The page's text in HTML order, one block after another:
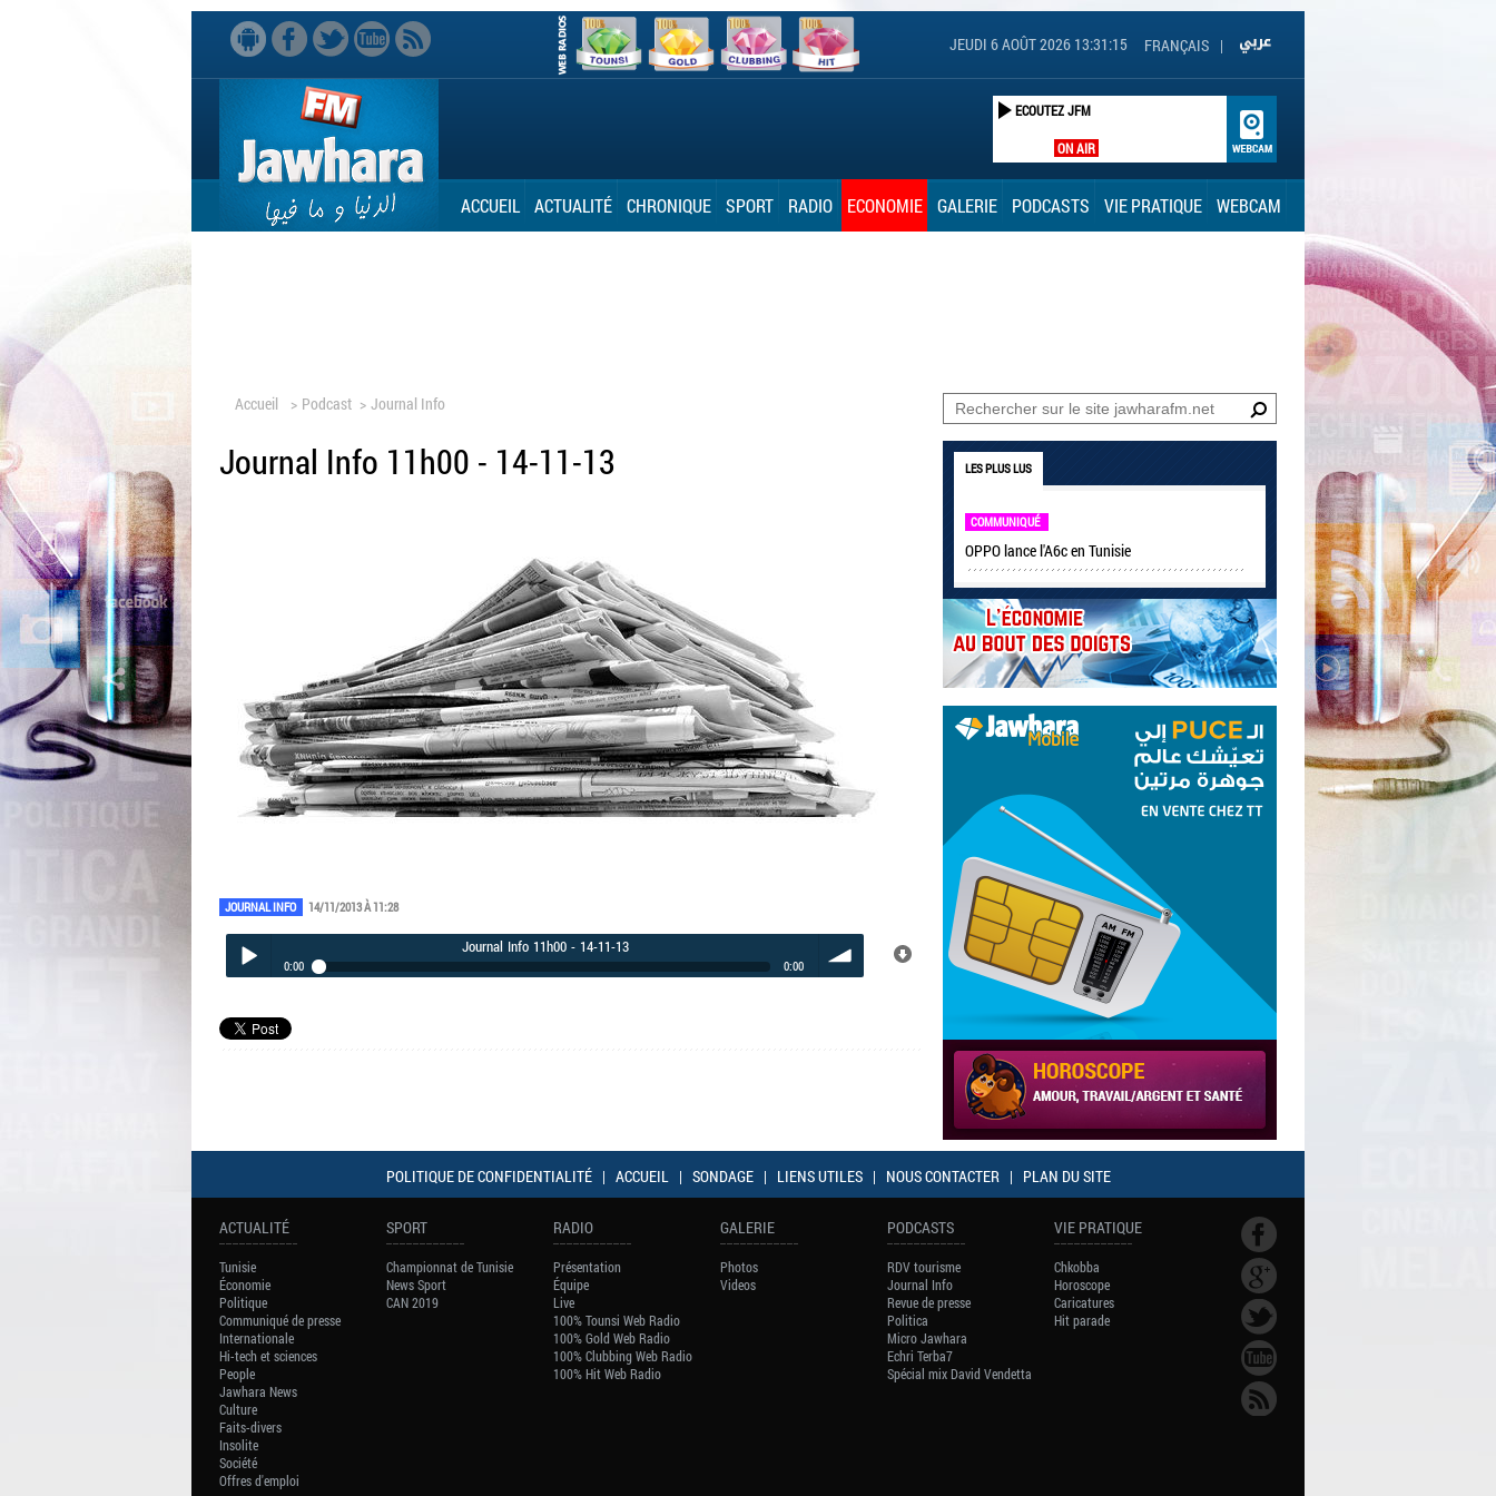
FRANÇAIS |
JEUDI 6 AOÛT 2026 13:31:16
ON AIR
ECOUTEZ JFM
ACCUEIL ACTUALITÉ CHRONIQUE SPORT RADIO ECONOMIE GALERIE PODCASTS VIE PRATIQUE WEBCAM
Accueil > Podcast > Journal Info
Journal Info 11h00 - 14-11-13
JOURNAL INFO 14/11/2013 À 11:28
Play /
Journal Info 11h00 - 14-11-13
0:00 0:00
LES PLUS LUS
COMMUNIQUÉ
OPPO lance l'A6c en Tunisie
POLITIQUE DE CONFIDENTIALITÉ | ACCUEIL | SONDAGE | LIENS UTILES | NOUS CONTACTER | PLAN DU SITE
ACTUALITÉ
Tunisie
Économie
Politique
Communiqué de presse
Internationale
Hi-tech et sciences
People
Jawhara News
Culture
Faits-divers
Insolite
Société
Offres d'emploi
SPORT
Championnat de Tunisie
News Sport
CAN 2019
RADIO
Présentation
Équipe
Live
100% Tounsi Web Radio
100% Gold Web Radio
100% Clubbing Web Radio
100% Hit Web Radio
GALERIE
Photos
Videos
PODCASTS
RDV tourisme
Journal Info
Revue de presse
Politica
Micro Jawhara
Echri Terba7
Spécial mix David Vendetta
VIE PRATIQUE
Chkobba
Horoscope
Caricatures
Hit parade